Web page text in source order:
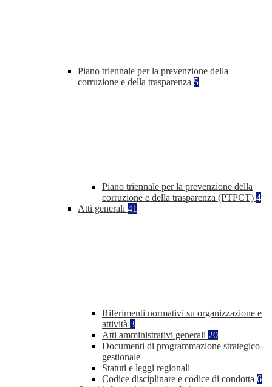
Piano triennale per la prevenzione della
corruzione e della trasparenza 5
Piano triennale per la prevenzione della
corruzione e della trasparenza (PTPCT) 4
Atti generali 41
Riferimenti normativi su organizzazione e
attività 3
Atti amministrativi generali 20
Documenti di programmazione strategico-
gestionale
Statuti e leggi regionali
Codice disciplinare e codice di condotta 6